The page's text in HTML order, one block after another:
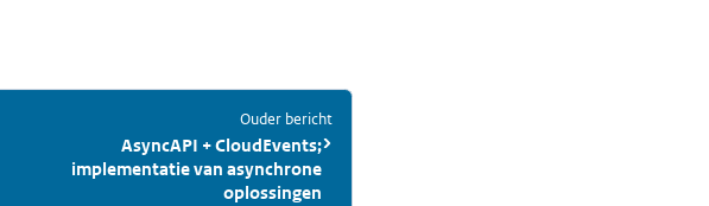
Ouder bericht:
AsyncAPI + CloudEvents;
implementatie van asynchrone
oplossingen